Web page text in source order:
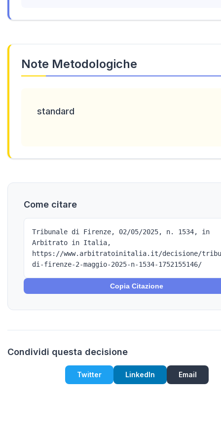
Note Metodologiche
standard
Come citare
Tribunale di Firenze, 02/05/2025, n. 1534, in
Arbitrato in Italia,
https://www.arbitratoinitalia.it/decisione/
di-firenze-2-maggio-2025-n-1534-1752155146/
Copia Citazione
Condividi questa decisione
Twitter LinkedIn Email